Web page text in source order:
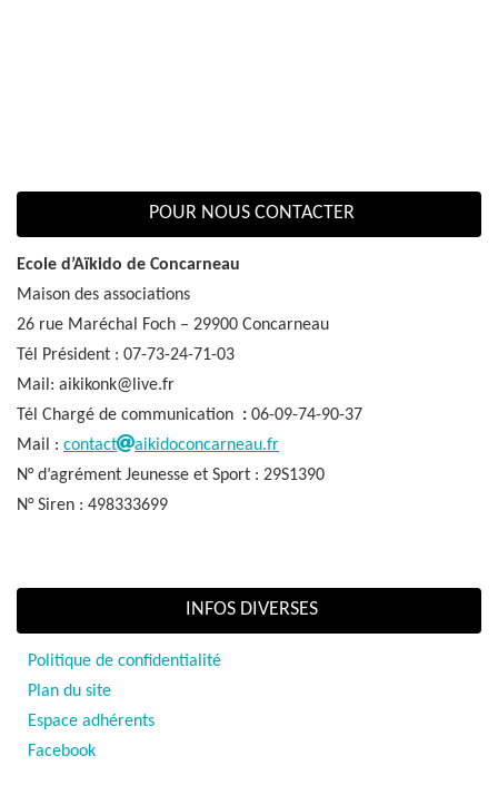
POUR NOUS CONTACTER
Ecole d’Aïkido de Concarneau
Maison des associations
26 rue Maréchal Foch – 29900 Concarneau
Tél Président : 07-73-24-71-03
Mail: aikikonk@live.fr
Tél Chargé de communication : 06-09-74-90-37
Mail : contact
aikidoconcarneau.fr
N° d’agrément Jeunesse et Sport : 29S1390
N° Siren : 498333699
INFOS DIVERSES
Politique de confidentialité
Plan du site
Espace adhérents
Facebook